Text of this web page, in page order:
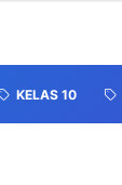
KELAS 10